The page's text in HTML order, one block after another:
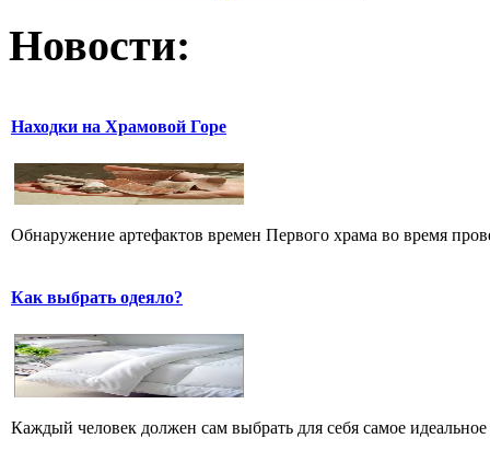
Новости:
Находки на Храмовой Горе
Обнаружение артефактов времен Первого храма во время
Как выбрать одеяло?
Каждый человек должен сам выбрать для себя самое